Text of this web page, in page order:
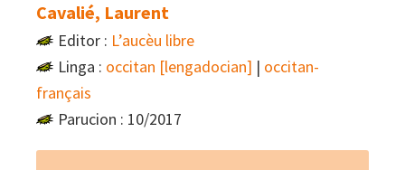
Cavalié, Laurent
Editor : L’aucèu libre
Linga : occitan [lengadocian] | occitan-
français
Parucion : 10/2017